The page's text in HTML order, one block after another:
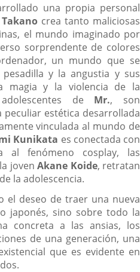
una propia personal
crea tanto maliciosas
el mundo imaginado por
sorprendente de colores
un mundo que se
y la angustia y sus
magia y la violencia de la
de Mr., son
estética desarrollada
vinculada al mundo de
Kunikata es conectada con
fenómeno cosplay, las
jovenAkane Koide, retratan
la adolescencia.
el deseo de traer una nueva
japonés, sino sobre todo la
concreta a las ansias, los
de una generación, una
que es evidente en